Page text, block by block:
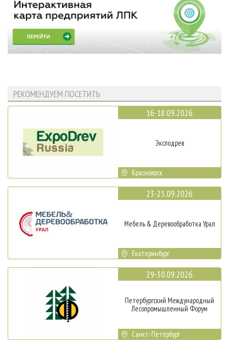
РЕКОМЕНДУЕМ ПОСЕТИТЬ
16-18.09.2026
Эксподрев
Красноярск
23-25.09.2026
Мебель & Деревообработка Урал
Екатеринбург
29-30.09.2026
Петербургский Международный
Лесопромышленный Форум
Санкт-Петербург